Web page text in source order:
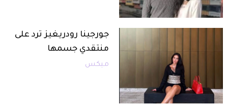
جورجينا رودريغيز ترد على
منتقدي جسمها
ميكس